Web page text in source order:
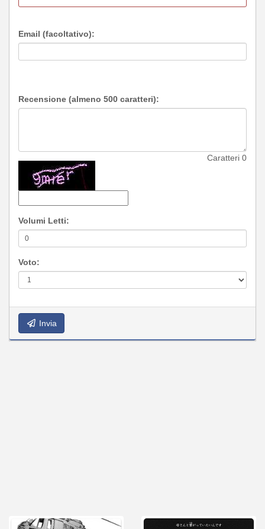
Email (facoltativo):
Recensione (almeno 500 caratteri):
Caratteri 0
Volumi Letti:
Voto:
Invia